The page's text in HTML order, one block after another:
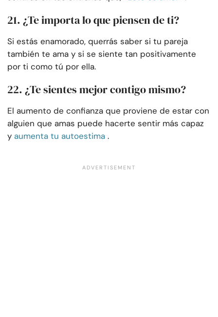
21. ¿Te importa lo que piensen de ti?
Si estás enamorado, querrás saber si tu pareja
también te ama y si se siente tan positivamente
por ti como tú por ella.
22. ¿Te sientes mejor contigo mismo?
El aumento de confianza que proviene de estar con
alguien que amas puede hacerte sentir más capaz
y aumenta tu autoestima .